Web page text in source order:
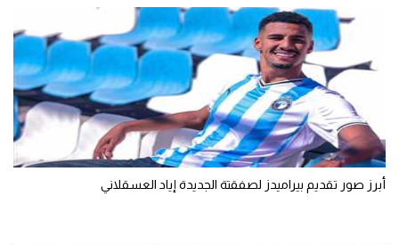
أبرز صور تقديم بيراميدز لصفقتة الجديدة إياد العسقلاني